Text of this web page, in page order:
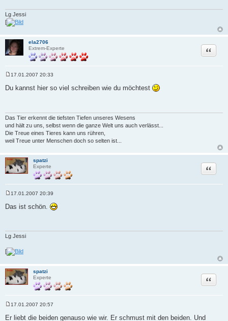
Lg Jessi
[
ela2706
Extrem-Experte
Zitat
e
i
g
17.01.2007 20:33
Du kannst hier so viel schreiben wie du möchtest
Das Tier erkennt die tiefsten Tiefen unseres Wesens
und hält zu uns, selbst wenn die ganze Welt uns auch verlässt...
Die Treue eines Tieres kann uns rühren,
weil Treue unter Menschen doch so selten ist...
spatzi
Experte
Zitat
i
g
17.01.2007 20:39
Das ist schön.
Lg Jessi
[
spatzi
Experte
Zitat
17.01.2007 20:57
Er liebt die beiden genauso wie wir. Er schmust mit den beiden. Und